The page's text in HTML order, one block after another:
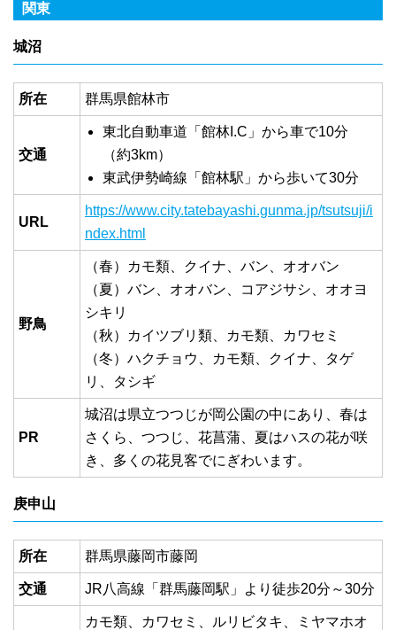
関東
城沼
所在 群馬県館林市
交通
東北自動車道「館林I.C」から車で10分
（約3km）
東武伊勢崎線「館林駅」から歩いて30分
URL
https://www.city.tatebayashi.gunma.jp/tsutsuji/i
ndex.html
野鳥
（春）カモ類、クイナ、バン、オオバン
（夏）バン、オオバン、コアジサシ、オオヨ
シキリ
（秋）カイツブリ類、カモ類、カワセミ
（冬）ハクチョウ、カモ類、クイナ、タゲ
リ、タシギ
PR
城沼は県立つつじが岡公園の中にあり、春は
さくら、つつじ、花菖蒲、夏はハスの花が咲
き、多くの花見客でにぎわいます。
庚申山
所在 群馬県藤岡市藤岡
交通 JR八高線「群馬藤岡駅」より徒歩20分～30分
カモ類、カワセミ、ルリビタキ、ミヤマホオ